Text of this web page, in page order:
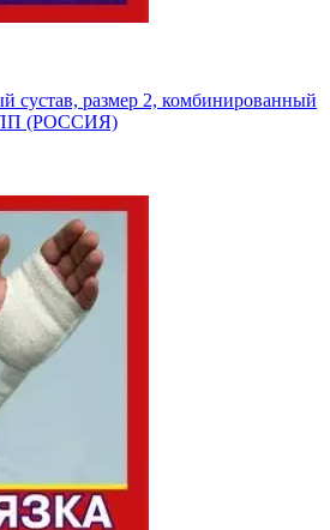
сустав, размер 2, комбинированный
(РОССИЯ)